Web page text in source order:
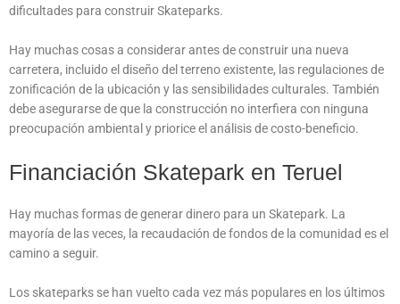
dificultades para construir Skateparks.
Hay muchas cosas a considerar antes de construir una nueva
carretera, incluido el diseño del terreno existente, las regulaciones de
zonificación de la ubicación y las sensibilidades culturales. También
debe asegurarse de que la construcción no interfiera con ninguna
preocupación ambiental y priorice el análisis de costo-beneficio.
Financiación Skatepark en Teruel
Hay muchas formas de generar dinero para un Skatepark. La
mayoría de las veces, la recaudación de fondos de la comunidad es el
camino a seguir.
Los skateparks se han vuelto cada vez más populares en los últimos